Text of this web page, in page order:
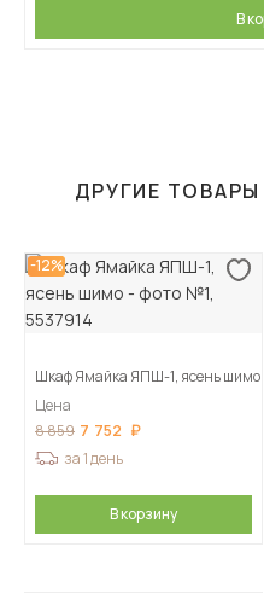
В
ДРУГИЕ
-12%
Шкаф Ямайка ЯПШ-1, ясень шимо
Цена
8 859 7 752
за 1 день
В корзину